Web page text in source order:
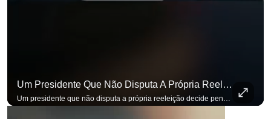
Um Presidente Que Não Disputa A Própria Reeleição Decide Pensando Em Quem Vem Depois.
Um presidente que não disputa a própria reeleição decide pensando em quem vem depois. Foi assim que Flávio Bolsonaro defendeu a PEC do fim da reeleição, primeira das medidas que citou para o ambiente de negócios. Se você busca informação com credibilidade, inscreva-se agora e ative o